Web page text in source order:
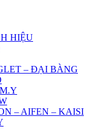
HIỆU
– ĐẠI BÀNG
– AIFEN – KAISI